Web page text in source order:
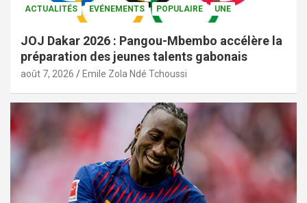
ACTUALITÉS EVÉNEMENTS POPULAIRE UNE
JOJ Dakar 2026 : Pangou-Mbembo accélère la
préparation des jeunes talents gabonais
août 7, 2026 Emile Zola Ndé Tchoussi